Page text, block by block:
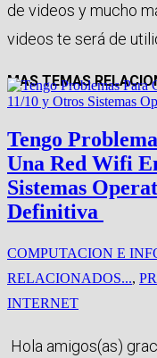
de videos y mucho
videos te será de
MAS TEMAS
Tengo
Una Red Wifi
Sistemas
Definitiva
COMPUTACION E
RELACIONADOS...,
INTERNET
Hola amigos(as)